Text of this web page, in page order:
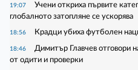
19:07
Учени откриха първите
глобалното затопляне се ускорява
18:56 Крадци убиха футболен
18:46
Димитър Главчев отговори
от одити и проверки